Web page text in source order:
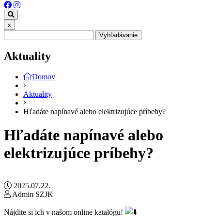
x
Vyhľadávanie
Aktuality
Domov
Aktuality
Hľadáte napínavé alebo elektrizujúce príbehy?
Hľadáte napínavé alebo
elektrizujúce príbehy?
2025.07.22.
Admin SZJK
Nájdite si ich v našom online katalógu!